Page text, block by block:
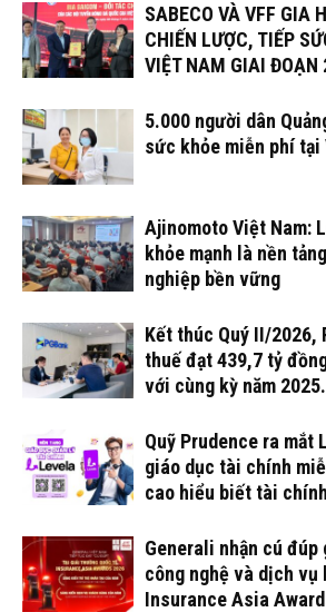
SABECO VÀ VFF GIA
CHIẾN LƯỢC, TIẾP
VIỆT NAM GIAI
5.000 người dân
sức khỏe miễn phí tại
Ajinomoto Việt Nam:
khỏe mạnh là nền
nghiệp bền vững
Kết thúc Quý II/2026,
thuế đạt 439,7 tỷ
với cùng kỳ năm 2025.
Quỹ Prudence ra mắt
giáo dục tài chính
cao hiểu biết tài
Generali nhận cú
công nghệ và dịch vụ
Insurance Asia